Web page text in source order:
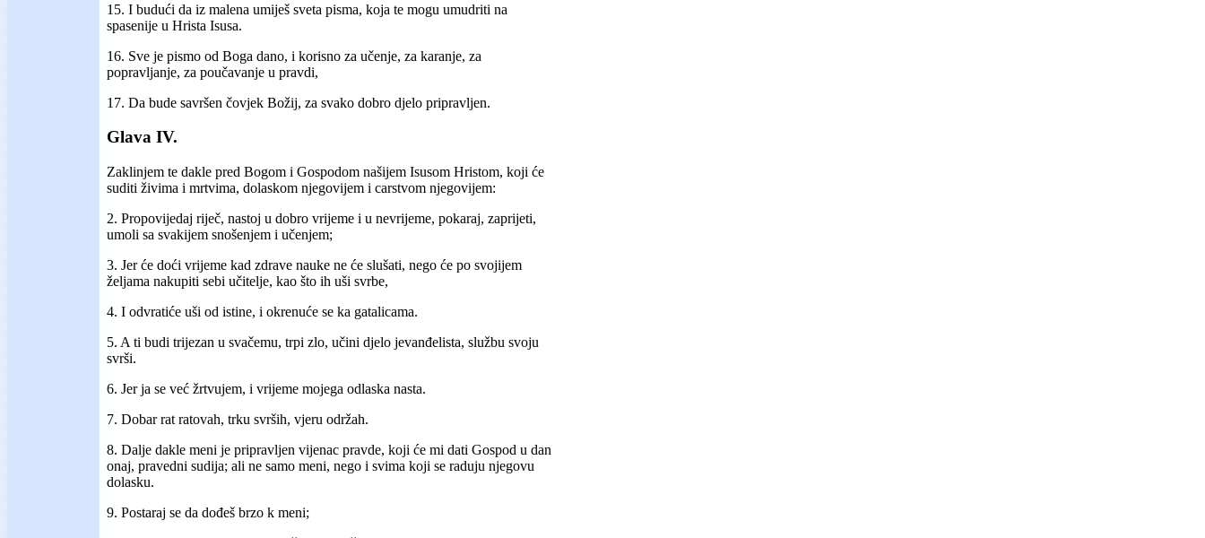
15. I budući da iz malena umiješ sveta pisma, koja te mogu umudriti na
spasenije u Hrista Isusa.
16. Sve je pismo od Boga dano, i korisno za učenje, za karanje, za
popravljanje, za poučavanje u pravdi,
17. Da bude savršen čovjek Božij, za svako dobro djelo pripravljen.
Glava IV.
Zaklinjem te dakle pred Bogom i Gospodom našijem Isusom Hristom, koji će
suditi živima i mrtvima, dolaskom njegovijem i carstvom njegovijem:
2. Propovijedaj riječ, nastoj u dobro vrijeme i u nevrijeme, pokaraj, zaprijeti,
umoli sa svakijem snošenjem i učenjem;
3. Jer će doći vrijeme kad zdrave nauke ne će slušati, nego će po svojijem
željama nakupiti sebi učitelje, kao što ih uši svrbe,
4. I odvratiće uši od istine, i okrenuće se ka gatalicama.
5. A ti budi trijezan u svačemu, trpi zlo, učini djelo jevanđelista, službu svoju
svrši.
6. Jer ja se već žrtvujem, i vrijeme mojega odlaska nasta.
7. Dobar rat ratovah, trku svrših, vjeru održah.
8. Dalje dakle meni je pripravljen vijenac pravde, koji će mi dati Gospod u dan
onaj, pravedni sudija; ali ne samo meni, nego i svima koji se raduju njegovu
dolasku.
9. Postaraj se da dođeš brzo k meni;